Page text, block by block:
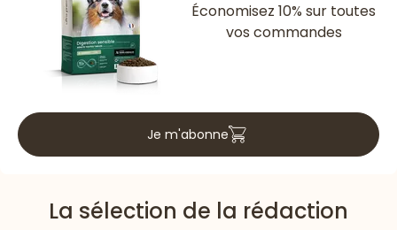
Économisez 10% sur toutes
vos commandes
Je m'abonne
La sélection de la rédaction